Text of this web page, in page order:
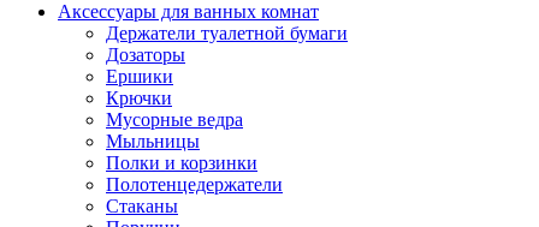
Аксессуары для ванных комнат
Держатели туалетной бумаги
Дозаторы
Ершики
Крючки
Мусорные ведра
Мыльницы
Полки и корзинки
Полотенцедержатели
Стаканы